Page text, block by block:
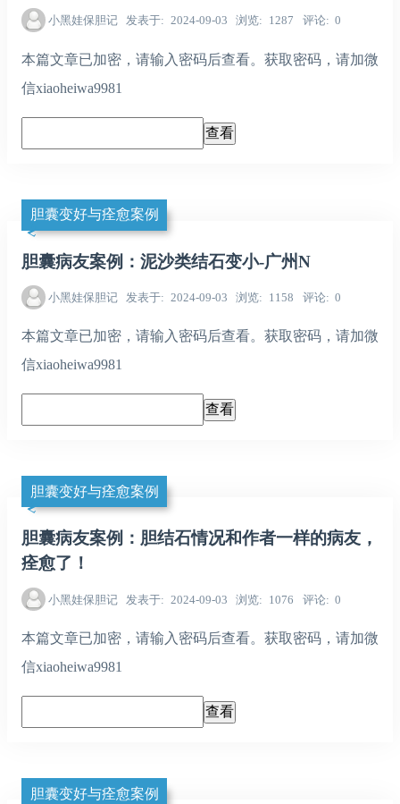
小黑娃保胆记 发表于 2024-09-03 浏览 1287 评论 0
本篇文章已加密，请输入密码后查看。获取密码，请加微
信xiaoheiwa9981
胆囊变好与痊愈案例
胆囊病友案例：泥沙类结石变小-广州N
小黑娃保胆记 发表于 2024-09-03 浏览 1158 评论 0
本篇文章已加密，请输入密码后查看。获取密码，请加微
信xiaoheiwa9981
胆囊变好与痊愈案例
胆囊病友案例：胆结石情况和作者一样的病友，
痊愈了！
小黑娃保胆记 发表于 2024-09-03 浏览 1076 评论 0
本篇文章已加密，请输入密码后查看。获取密码，请加微
信xiaoheiwa9981
胆囊变好与痊愈案例